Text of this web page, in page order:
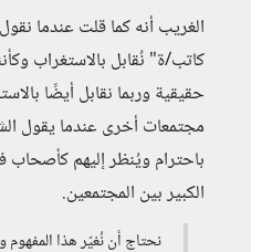
الغريب أنه كما قلت عندما
كاتب/ة" نُقابل بالاستغراب
حقيقية وربما نقابل أيضًا
مجتمعات أخرى عندما يقول
باحترام ويُنظر إليهم كأصحاب
الكبير بين المجتمعين.
نحتاج أن نُغيّر هذا المفهوم